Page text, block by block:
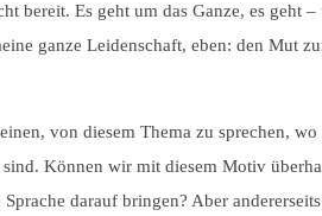
bereit. Es geht um das Ganze, es geht
ganze Leidenschaft, eben: den Mut
von diesem Thema zu sprechen,
Können wir mit diesem Motiv
darauf bringen? Aber